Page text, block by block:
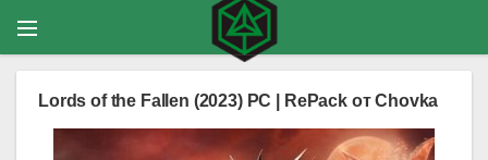
Lords of the Fallen (2023) PC | RePack от Chovka